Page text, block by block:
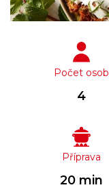
Počet osob
4
Příprava
20 min